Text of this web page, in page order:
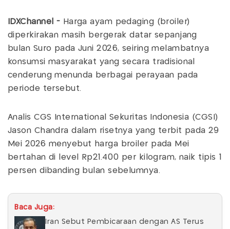
IDXChannel - Harga ayam pedaging (broiler)
diperkirakan masih bergerak datar sepanjang
bulan Suro pada Juni 2026, seiring melambatnya
konsumsi masyarakat yang secara tradisional
cenderung menunda berbagai perayaan pada
periode tersebut.
Analis CGS International Sekuritas Indonesia (CGSI)
Jason Chandra dalam risetnya yang terbit pada 29
Mei 2026 menyebut harga broiler pada Mei
bertahan di level Rp21.400 per kilogram, naik tipis 1
persen dibanding bulan sebelumnya.
Baca Juga:
Iran Sebut Pembicaraan dengan AS Terus